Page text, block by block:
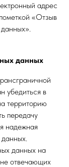
адрес
«Отзыв
данных
убедиться в
территорию
передачу
надежная
данных на
отвечающих